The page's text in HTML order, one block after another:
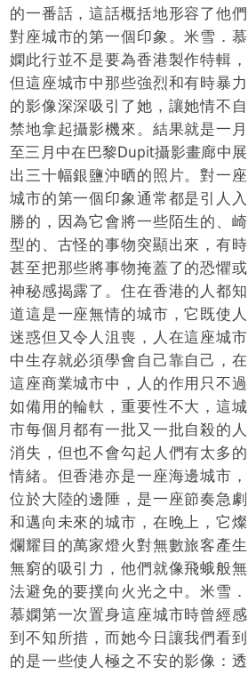
的一番話，這話概括地形容了他們
對座城市的第一個印象。米雪．慕
嫻此行並不是要為香港製作特輯，
但這座城市中那些強烈和有時暴力
的影像深深吸引了她，讓她情不自
禁地拿起攝影機來。結果就是一月
至三月中在巴黎Dupit攝影畫廊中展
出三十幅銀鹽沖晒的照片。對一座
城市的第一個印象通常都是引人入
勝的，因為它會將一些陌生的、崎
型的、古怪的事物突顯出來，有時
甚至把那些將事物掩蓋了的恐懼或
神秘感揭露了。住在香港的人都知
道這是一座無情的城市，它既使人
迷惑但又令人沮喪，人在這座城市
中生存就必須學會自己靠自己，在
這座商業城市中，人的作用只不過
如備用的輪軑，重要性不大，這城
市每個月都有一批又一批自殺的人
消失，但也不會勾起人們有太多的
情緒。但香港亦是一座海邊城市，
位於大陸的邊陲，是一座節奏急劇
和邁向未來的城市，在晚上，它燦
爛耀目的萬家燈火對無數旅客產生
無窮的吸引力，他們就像飛蛾般無
法避免的要撲向火光之中。米雪．
慕嫻第一次置身這座城市時曾經感
到不知所措，而她今日讓我們看到
的是一些使人極之不安的影像：透